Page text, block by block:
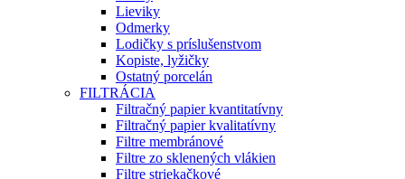
Lieviky
Odmerky
Lodičky s príslušenstvom
Kopiste, lyžičky
Ostatný porcelán
FILTRÁCIA
Filtračný papier kvantitatívny
Filtračný papier kvalitatívny
Filtre membránové
Filtre zo sklenených vlákien
Filtre striekačkové